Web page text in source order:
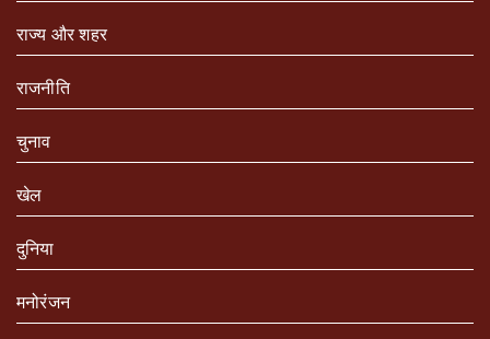
राज्य और शहर
राजनीति
चुनाव
खेल
दुनिया
मनोरंजन